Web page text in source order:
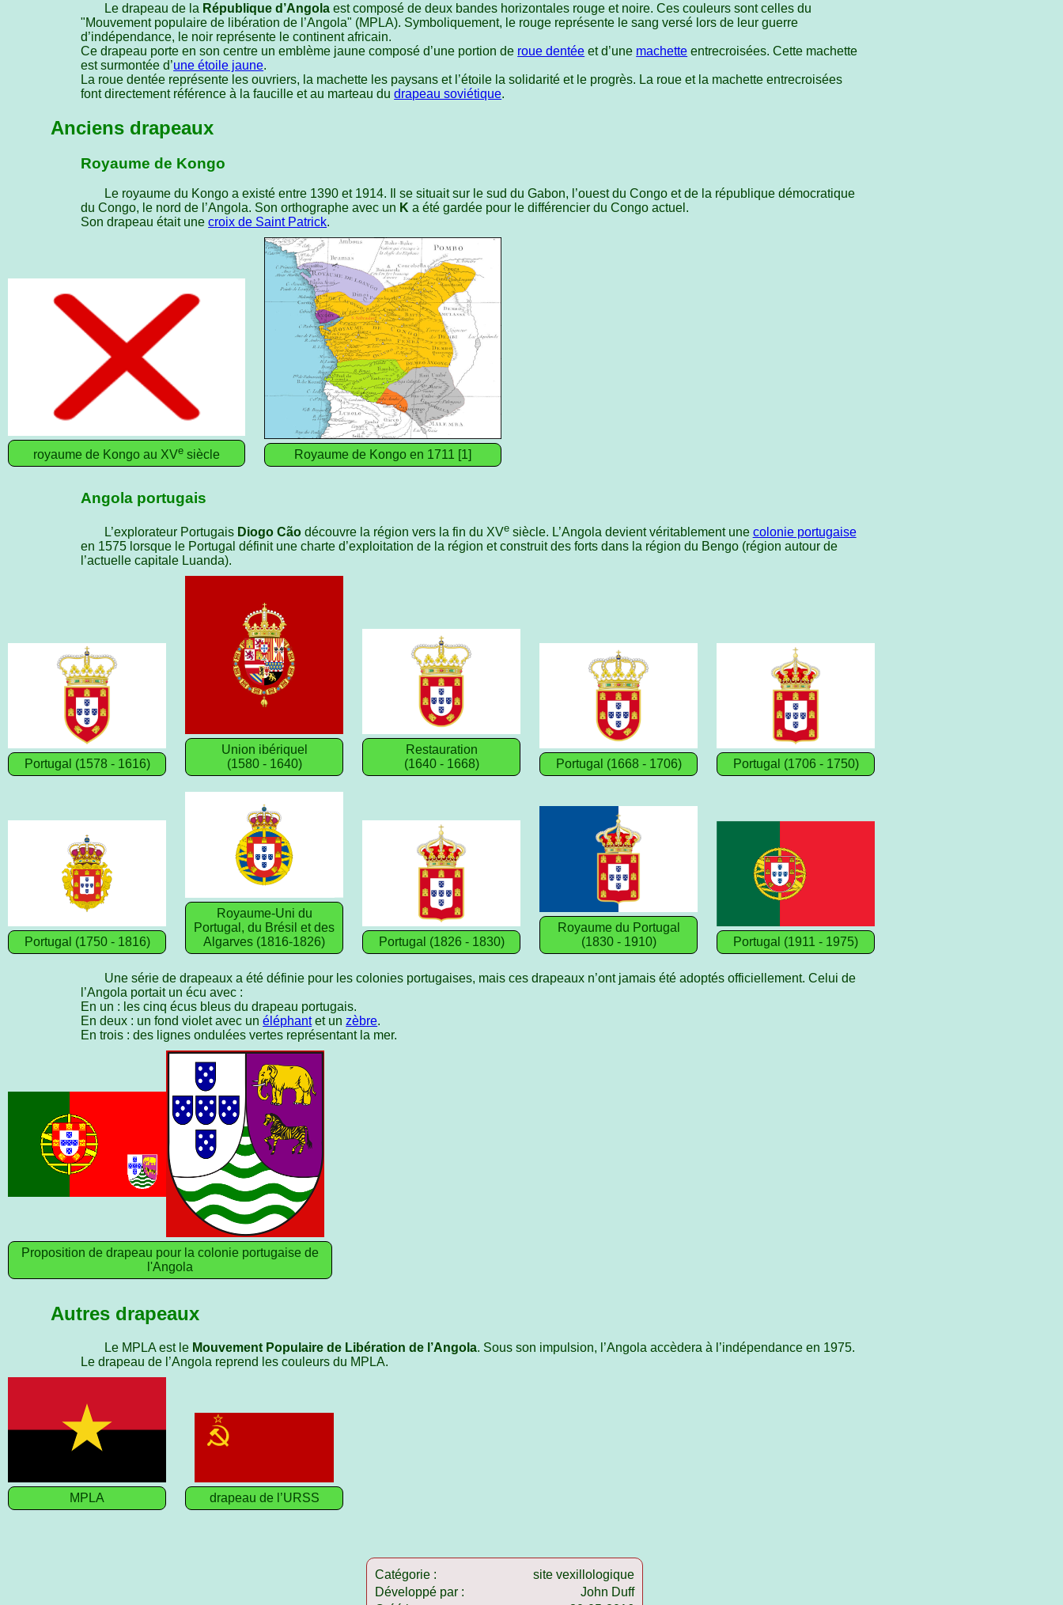
Le drapeau de la République d’Angolaest composé de deux bandes horizontales rouge et noire. Ces couleurs sont celles du
"Mouvement populaire de libération de l’Angola" (MPLA). Symboliquement, le rouge représente le sang versé lors de leur guerre
d’indépendance, le noir représente le continent africain.
Ce drapeau porte en son centre un emblème jaune composé d’une portion de roue dentée et d’une machette entrecroisées. Cette machette
est surmontée d’une étoile jaune.
La roue dentée représente les ouvriers, la machette les paysans et l’étoile la solidarité et le progrès. La roue et la machette entrecroisées
font directement référence à la faucille et au marteau dudrapeau soviétique.
Anciens drapeaux
Royaume de Kongo
Le royaume du Kongo a existé entre 1390 et 1914. Il se situait sur le sud du Gabon, l’ouest du Congo et de la république démocratique
du Congo, le nord de l’Angola. Son orthographe avec un K a été gardée pour le différencier du Congo actuel.
Son drapeau était unecroix de Saint Patrick.
royaume de Kongo au XVe siècle Royaume de Kongo en 1711 [1]
Angola portugais
L’explorateur Portugais Diogo Cãodécouvre la région vers la fin du XVesiècle. L’Angola devient véritablement une colonie portugaise
en 1575 lorsque le Portugal définit une charte d’exploitation de la région et construit des forts dans la région du Bengo (région autour de
l’actuelle capitale Luanda).
Portugal (1578 - 1616)
Union ibériquel
(1580 - 1640)
Restauration
(1640 - 1668)
Portugal (1668 - 1706) Portugal (1706 - 1750)
Portugal (1750 - 1816)
Royaume-Uni du
Portugal, du Brésil et des
Algarves (1816-1826)
Portugal (1826 - 1830)
Royaume du Portugal
(1830 - 1910)
Portugal (1911 - 1975)
Une série de drapeaux a été définie pour les colonies portugaises, mais ces drapeaux n’ont jamais été adoptés officiellement. Celui de
l’Angola portait un écu avec :
En un : les cinq écus bleus du drapeau portugais.
En deux : un fond violet avec unéléphantet unzèbre.
En trois : des lignes ondulées vertes représentant la mer.
Proposition de drapeau pour la colonie portugaise de
l'Angola
Autres drapeaux
Le MPLA est le Mouvement Populaire de Libération de l’Angola. Sous son impulsion, l’Angola accèdera à l’indépendance en 1975.
Le drapeau de l’Angola reprend les couleurs du MPLA.
MPLA drapeau de l’URSS
Catégorie :
site vexillologique
Développé par :
John Duff